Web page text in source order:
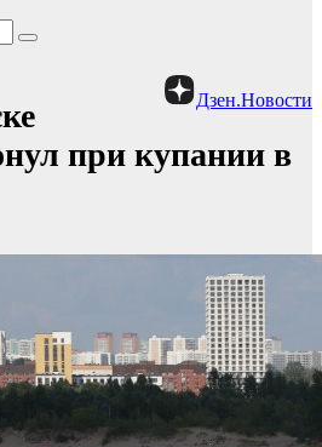
Дзен.Новости
при купании в